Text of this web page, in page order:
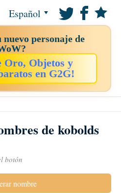
Español
nuevo personaje de
Oro, Objetos y
en G2G!
de kobolds
botón